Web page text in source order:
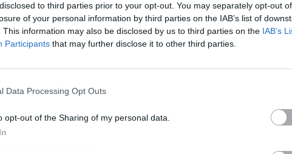
to third parties prior to your opt-out. You may separately opt-out
of your personal information by third parties on the IAB’s list of
This information may also be disclosed by us to third parties on the IAB’s
Participants that may further disclose it to other third parties.
Data Processing Opt Outs
opt-out of the Sharing of my personal data.
τυλίχτηκαν μηχανήματα
και Ήπειρο
Εγγραφή στο